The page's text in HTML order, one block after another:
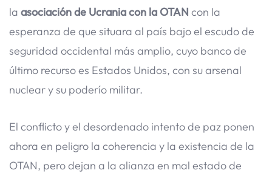
la asociación de Ucrania con la OTAN con la
esperanza de que situara al país bajo el escudo de
seguridad occidental más amplio, cuyo banco de
último recurso es Estados Unidos, con su arsenal
nuclear y su poderío militar.
El conflicto y el desordenado intento de paz ponen
ahora en peligro la coherencia y la existencia de la
OTAN, pero dejan a la alianza en mal estado de